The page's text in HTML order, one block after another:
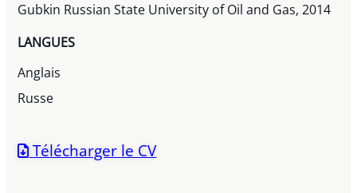
Gubkin Russian State University of Oil and Gas, 2014
LANGUES
Anglais
Russe
Télécharger le CV